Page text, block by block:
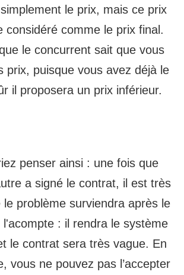
le prix, mais ce prix
considéré comme le prix final.
le concurrent sait que vous
prix, puisque vous avez déjà le
il proposera un prix inférieur.
penser ainsi : une fois que
a signé le contrat, il est très
le problème surviendra après le
l'acompte : il rendra le système
le contrat sera très vague. En
vous ne pouvez pas l’accepter